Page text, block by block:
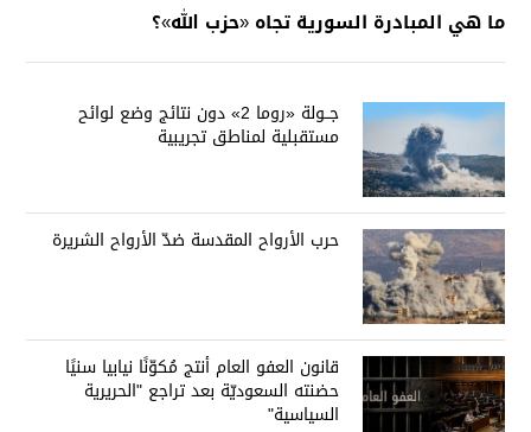
ما هي المبادرة السورية تجاه «حزب الله»؟
جــولة «روما 2» دون نتائج وضع لوائح
مستقبلية لمناطق تجريبية
حرب الأرواح المقدسة ضدّ الأرواح الشريرة
قانون العفو العام أنتج مُكوّنًا نيابيا سنيًا
حضنته السعوديّة بعد تراجع "الحريرية
السياسية"